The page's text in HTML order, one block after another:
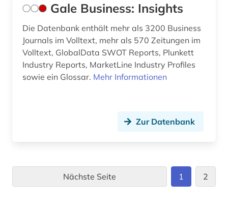
Gale Business: Insights
Die Datenbank enthält mehr als 3200 Business
Journals im Volltext, mehr als 570 Zeitungen im
Volltext, GlobalData SWOT Reports, Plunkett
Industry Reports, MarketLine Industry Profiles
sowie ein Glossar. Mehr Informationen
Zur Datenbank
Nächste Seite 1 2